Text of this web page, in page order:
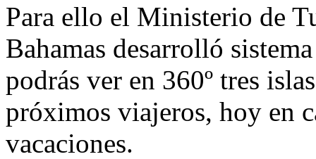
Para ello el Ministerio de
Bahamas desarrolló
podrás ver en 360º tres
próximos viajeros, hoy en
vacaciones.